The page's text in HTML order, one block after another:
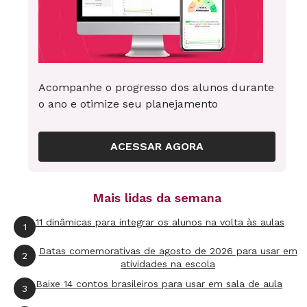
Nas redes públicas em que trabalho, depois
dessa seleção inicial realizada pelas
estudar coletivamente o currículo, para
habilidades essenciais e para consolidar a
compreensão da importância delas para a
No meu grupo de estudos, na Escola Municipal
de Ensino Fundamental Professora Sílvia
Haddad, em Salto de Pirapora (SP), eu e as
demais colegas alfabetizadoras, sempre
estamos debatendo, estudando e planejando
Acompanhe o progresso dos alunos durante
o ano e otimize seu planejamento
ACESSAR AGORA
Mais lidas da semana
1 11 dinâmicas para integrar os alunos na volta às aulas
2
Datas comemorativas de agosto de 2026 para usar em
atividades na escola
3 Baixe 14 contos brasileiros para usar em sala de aula